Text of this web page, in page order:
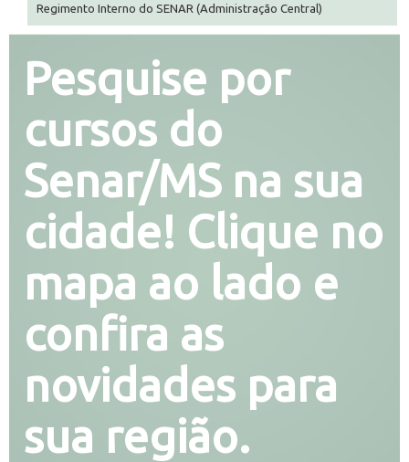
Regimento Interno do SENAR (Administração Central)
Pesquise por
cursos do
Senar/MS na sua
cidade! Clique no
mapa ao lado e
confira as
novidades para
sua região.